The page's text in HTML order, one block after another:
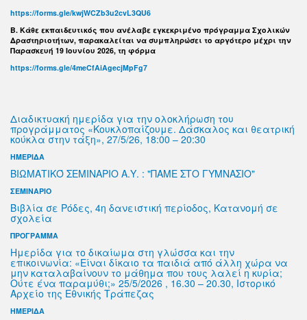
https://forms.gle/kwjWCZb3u2cvL3QU6
B. Κάθε εκπαιδευτικός που ανέλαβε εγκεκριμένο πρόγραμμα Σχολικών
Δραστηριοτήτων, παρακαλείται να συμπληρώσει το αργότερο μέχρι την
Παρασκευή 19 Ιουνίου 2026, τη φόρμα
https://forms.gle/4meCfAiAgecjMpFg7
Διαδικτυακή ημερίδα για την ολοκλήρωση του
προγράμματος «Κουκλοπαίζουμε. Δάσκαλος και θεατρική
κούκλα στην τάξη», 27/5/26, 18:00 – 20:30
ΗΜΕΡΙΔΑ
ΒΙΩΜΑΤΙΚΌ ΣΕΜΙΝΑΡΙΟ Α.Υ. : "ΠΑΜΕ ΣΤΟ ΓΥΜΝΑΣΙΟ"
ΣΕΜΙΝΑΡΙΟ
Βιβλία σε Ρόδες, 4η δανειστική περίοδος, Κατανομή σε
σχολεία
ΠΡΟΓΡΑΜΜΑ
Ημερίδα για το δικαίωμα στη γλώσσα και την
επικοινωνία: «Είναι δίκαιο τα παιδιά από άλλη χώρα να
μην καταλαβαίνουν το μάθημα που τους λαλεί η κυρία;
Ούτε ένα παραμύθι;» 25/5/2026 , 16.30 – 20.30, Ιστορικό
Αρχείο της Εθνικής Τράπεζας
ΗΜΕΡΙΔΑ